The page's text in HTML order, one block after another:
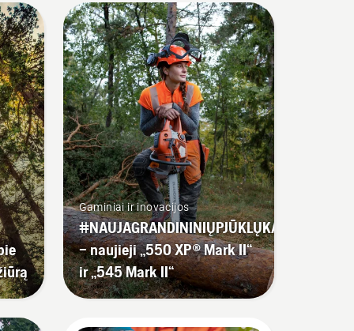
Gaminiai ir inovacijos
#NAUJAGRANDININIŲPJŪKLŲKARTA
– naujieji „550 XP® Mark II“
ir „545 Mark II“